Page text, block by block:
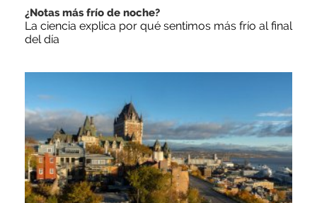
¿Notas más frío de noche?
La ciencia explica por qué sentimos más frío al final
del día